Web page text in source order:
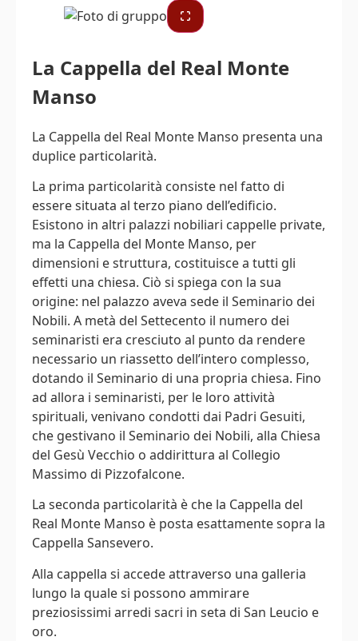
La Cappella del Real Monte
Manso
La Cappella del Real Monte Manso presenta una
duplice particolarità.
La prima particolarità consiste nel fatto di
essere situata al terzo piano dell’edificio.
Esistono in altri palazzi nobiliari cappelle private,
ma la Cappella del Monte Manso, per
dimensioni e struttura, costituisce a tutti gli
effetti una chiesa. Ciò si spiega con la sua
origine: nel palazzo aveva sede il Seminario dei
Nobili. A metà del Settecento il numero dei
seminaristi era cresciuto al punto da rendere
necessario un riassetto dell’intero complesso,
dotando il Seminario di una propria chiesa. Fino
ad allora i seminaristi, per le loro attività
spirituali, venivano condotti dai Padri Gesuiti,
che gestivano il Seminario dei Nobili, alla Chiesa
del Gesù Vecchio o addirittura al Collegio
Massimo di Pizzofalcone.
La seconda particolarità è che la Cappella del
Real Monte Manso è posta esattamente sopra la
Cappella Sansevero.
Alla cappella si accede attraverso una galleria
lungo la quale si possono ammirare
preziosissimi arredi sacri in seta di San Leucio e
oro.